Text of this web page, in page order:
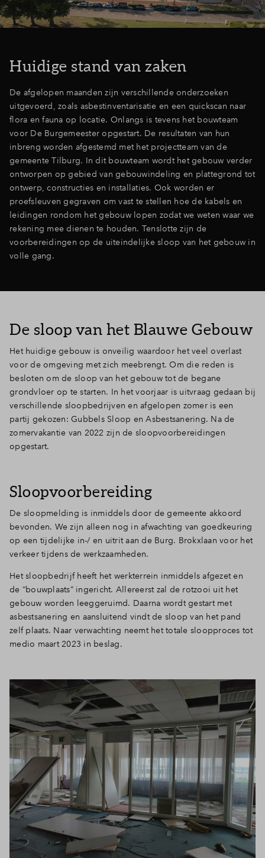
Huidige stand van zaken
De afgelopen maanden zijn verschillende onderzoeken
uitgevoerd, zoals asbestinventarisatie en een quickscan naar
flora en fauna op locatie. Onlangs is tevens het bouwteam
voor De Burgemeester opgestart. De resultaten van hun
inbreng worden afgestemd met het projectteam van de
gemeente Tilburg. In dit bouwteam wordt het gebouw verder
ontworpen op gebied van gebouwindeling en plattegrond tot
ontwerp, constructies en installaties. Ook worden er
proefsleuven gegraven om vast te stellen hoe de kabels en
leidingen rondom het gebouw lopen zodat we weten waar we
rekening mee dienen te houden. Tenslotte zijn de
voorbereidingen op de uiteindelijke sloop van het gebouw in
volle gang.
De sloop van het Blauwe Gebouw
Het huidige gebouw is onveilig waardoor het veel overlast
voor de omgeving met zich meebrengt. Om die reden is
besloten om de sloop van het gebouw tot de begane
grondvloer op te starten. In het voorjaar is uitvraag gedaan bij
verschillende sloopbedrijven en afgelopen zomer is een
partij gekozen: Gubbels Sloop en Asbestsanering. Na de
zomervakantie van 2022 zijn de sloopvoorbereidingen
opgestart.
Sloopvoorbereiding
De sloopmelding is inmiddels door de gemeente akkoord
bevonden. We zijn alleen nog in afwachting van goedkeuring
op een tijdelijke in-/ en uitrit aan de Burg. Brokxlaan voor het
verkeer tijdens de werkzaamheden.
Het sloopbedrijf heeft het werkterrein inmiddels afgezet en
de “bouwplaats” ingericht. Allereerst zal de rotzooi uit het
gebouw worden leeggeruimd. Daarna wordt gestart met
asbestsanering en aansluitend vindt de sloop van het pand
zelf plaats. Naar verwachting neemt het totale sloopproces tot
medio maart 2023 in beslag.